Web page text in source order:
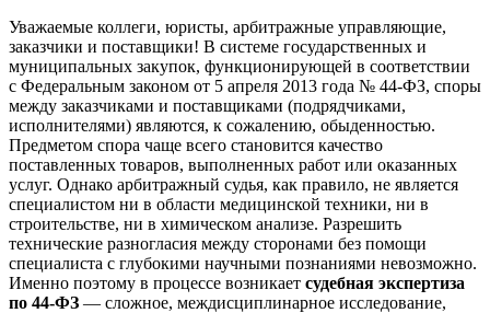
Уважаемые коллеги, юристы, арбитражные управляющие,
заказчики и поставщики! В системе государственных и
муниципальных закупок, функционирующей в соответствии
с Федеральным законом от 5 апреля 2013 года № 44-ФЗ, споры
между заказчиками и поставщиками (подрядчиками,
исполнителями) являются, к сожалению, обыденностью.
Предметом спора чаще всего становится качество
поставленных товаров, выполненных работ или оказанных
услуг. Однако арбитражный судья, как правило, не является
специалистом ни в области медицинской техники, ни в
строительстве, ни в химическом анализе. Разрешить
технические разногласия между сторонами без помощи
специалиста с глубокими научными познаниями невозможно.
Именно поэтому в процессе возникает судебная экспертиза
по 44-ФЗ — сложное, междисциплинарное исследование,